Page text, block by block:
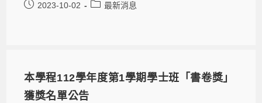
2023-10-02 最新消息
本學程112學年度第1學期學士班「書卷獎」
獲獎名單公告